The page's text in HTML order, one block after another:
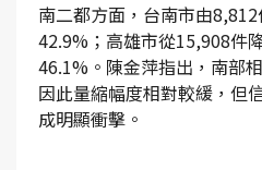
南二都方面，台南市由
42.9%；高雄市從15,908件
46.1%。陳金萍指出，南部
因此量縮幅度相對較緩，但
成明顯衝擊。